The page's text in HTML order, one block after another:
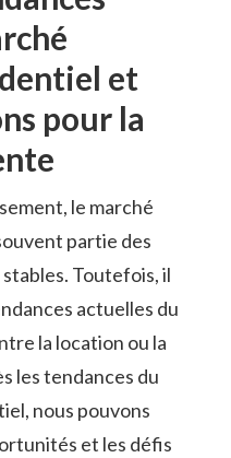
et⁣
pour la
le marché
partie des
Toutefois, il
actuelles du
la location ou la
les tendances du
nous pouvons
et les défis⁢